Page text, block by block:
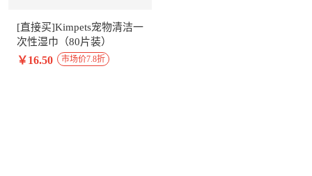
[直接买]Kimpets宠物清洁一
次性湿巾（80片装）
￥16.50 市场价7.8折